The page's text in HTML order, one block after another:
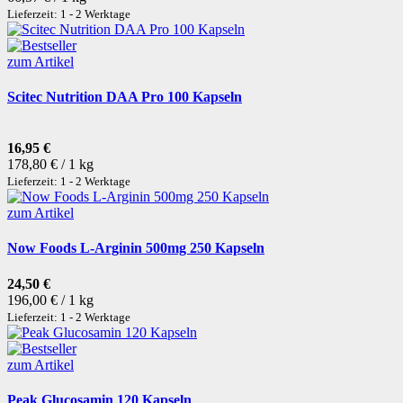
Lieferzeit: 1 - 2 Werktage
zum Artikel
Scitec Nutrition DAA Pro 100 Kapseln
16,95 €
178,80 € / 1 kg
Lieferzeit: 1 - 2 Werktage
zum Artikel
Now Foods L-Arginin 500mg 250 Kapseln
24,50 €
196,00 € / 1 kg
Lieferzeit: 1 - 2 Werktage
zum Artikel
Peak Glucosamin 120 Kapseln